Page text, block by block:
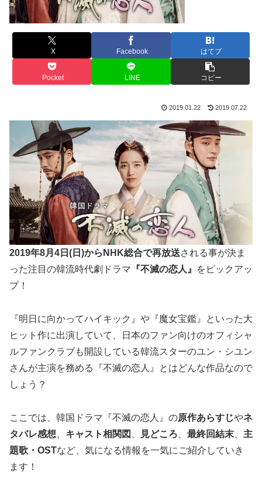
X Facebook はてブ
Pocket LINE コピー
2019.01.22 2019.07.22
2019年8月4日(日)からNHK総合で再放送される事が決ま
った注目の韓流時代劇ドラマ 『不滅の恋人』
をピックアッ
プ！
『明日に向かってハイキック』や『魔女宝鑑』といった大
ヒット作に出演していて、日本のファン向けのオフィシャ
ルファンクラブも開設している韓流スターのユン・シユン
さんが主演を務める『不滅の恋人』とはどんな作品なので
しょう？
ここでは、韓国ドラマ『不滅の恋人』の原作あらすじやネ
タバレ感想
キャスト相関図 見どころ 最終回結末
主
題歌・OSTなど、気になる情報を一気にご紹介していき
ます！